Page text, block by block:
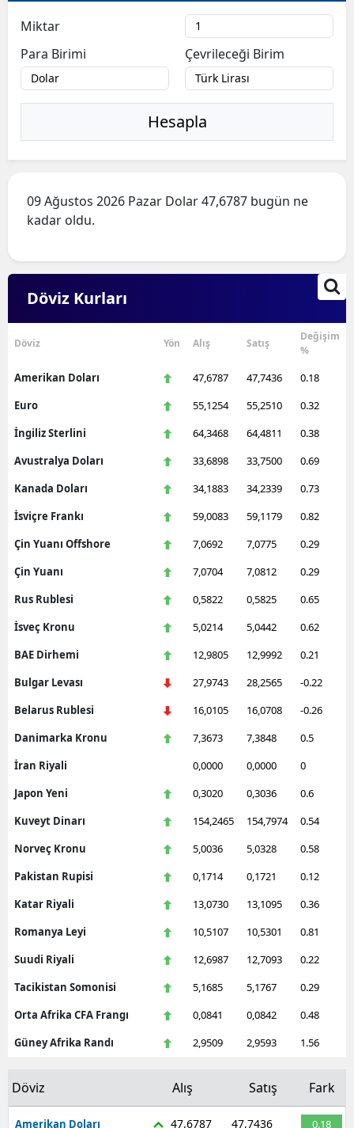
Miktar
Para Birimi
Çevrileceği Birim
Hesapla
09 Ağustos 2026 Pazar Dolar 47,6787 bugün ne
kadar oldu.
Döviz Kurları
Döviz Yön Alış Satış
Değişim
%
Amerikan Doları 47,6787 47,7436
0.18
Euro
55,1254 55,2510
0.32
İngiliz Sterlini
64,3468 64,4811
0.38
Avustralya Doları
33,6898 33,7500
0.69
Kanada Doları
34,1883 34,2339
0.73
İsviçre Frankı
59,0083 59,1179
0.82
Çin Yuanı Offshore
7,0692 7,0775
0.29
Çin Yuanı
7,0704 7,0812
0.29
Rus Rublesi
0,5822 0,5825
0.65
İsveç Kronu
5,0214 5,0442
0.62
BAE Dirhemi
12,9805 12,9992
0.21
Bulgar Levası
27,9743 28,2565
-0.22
Belarus Rublesi
16,0105 16,0708
-0.26
Danimarka Kronu
7,3673 7,3848
0.5
İran Riyali
0,0000 0,0000
0
Japon Yeni
0,3020 0,3036
0.6
Kuveyt Dinarı
154,2465 154,7974
0.54
Norveç Kronu
5,0036 5,0328
0.58
Pakistan Rupisi
0,1714 0,1721
0.12
Katar Riyali
13,0730 13,1095
0.36
Romanya Leyi
10,5107 10,5301
0.81
Suudi Riyali
12,6987 12,7093
0.22
Tacikistan Somonisi
5,1685 5,1767
0.29
Orta Afrika CFA Frangı
0,0841 0,0842
0.48
Güney Afrika Randı
2,9509 2,9593 1.56
Döviz Alış Satış Fark
Amerikan Doları 47,6787 47,7436 0.18